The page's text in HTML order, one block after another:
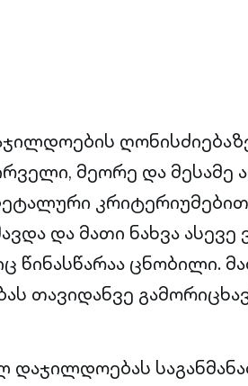
მეორე და მესამე
კრიტერიუმებით
და მათი ნახვა ასევე
წინასწარაა ცნობილი.
თავიდანვე
დაჯილდოებას